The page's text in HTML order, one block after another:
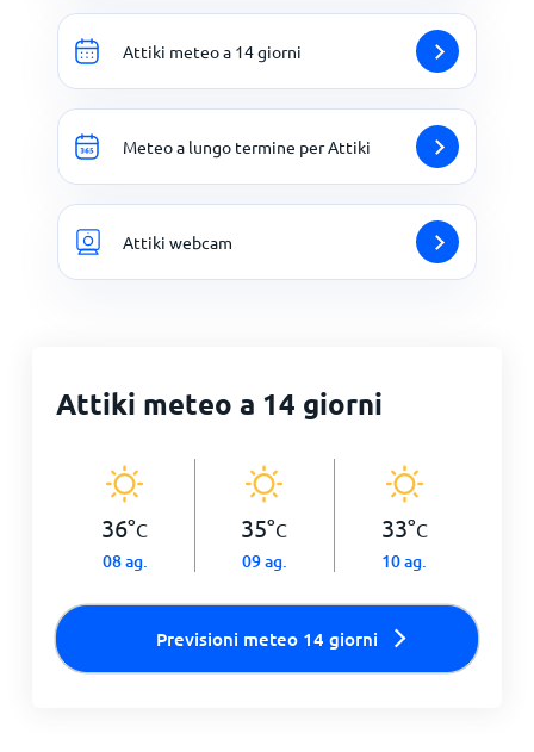
Attiki meteo a 14 giorni
Meteo a lungo termine per Attiki
Attiki webcam
Attiki meteo a 14 giorni
36°C
08 ag.
35°C
09 ag.
33°C
10 ag.
Previsioni meteo 14 giorni